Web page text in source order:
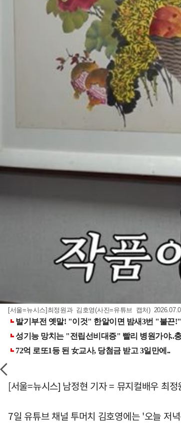
[서울=뉴시스]최정원과 김호영(사진=유튜브 캡처)
[서울=뉴시스] 남정현 기자 = 뮤지컬배우 최
7일 유튜브 채널 투머치 김호영에는 '오늘 저